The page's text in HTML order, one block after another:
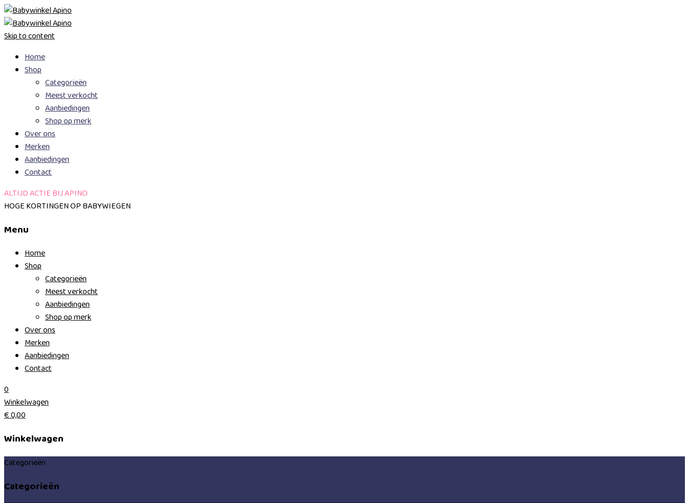
Skip to content
Home
Shop
Categorieën
Meest verkocht
Aanbiedingen
Shop op merk
Over ons
Merken
Aanbiedingen
Contact
ALTIJD ACTIE BIJ APINO
HOGE KORTINGEN OP BABYWIEGEN
Menu
Home
Shop
Categorieën
Meest verkocht
Aanbiedingen
Shop op merk
Over ons
Merken
Aanbiedingen
Contact
0
Winkelwagen
€0,00
Winkelwagen
Categorieën
Categorieën